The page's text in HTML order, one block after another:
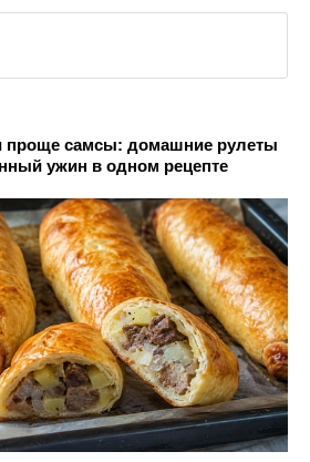
проще самсы: домашние рулеты
ужин в одном рецепте